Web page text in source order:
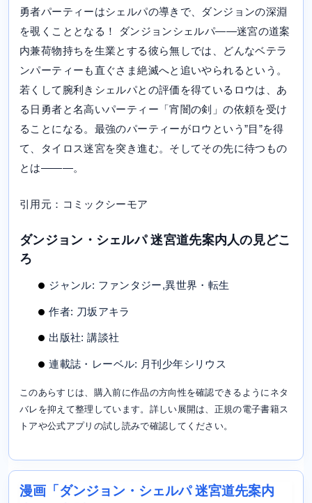
勇者パーティーはシェルパの導きで、ダンジョンの深淵
を覗くこととなる！ ダンジョンシェルパ――迷宮の道案
内兼荷物持ちを生業とする彼ら無しでは、どんなベテラ
ンパーティーも直ぐさま絶滅へと追いやられるという。
若くして腕利きシェルパとの評価を得ているロウは、あ
る日勇者と名高いパーティー「宵闇の剣」の依頼を受け
ることになる。最強のパーティーがロウという”目”を得
て、タイロス迷宮を突き進む。そしてその先に待つもの
とは―――。
引用元：コミックシーモア
ダンジョン・シェルパ 迷宮道先案内人の見どこ
ろ
ジャンル: ファンタジー,異世界・転生
作者: 刀坂アキラ
出版社: 講談社
連載誌・レーベル: 月刊少年シリウス
このあらすじは、購入前に作品の方向性を確認できるようにネタ
バレを抑えて整理しています。詳しい展開は、正規の電子書籍ス
トアや公式アプリの試し読みで確認してください。
漫画「ダンジョン・シェルパ 迷宮道先案内